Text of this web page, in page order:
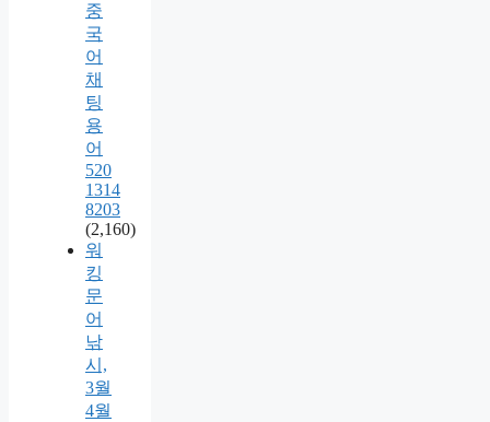
중
국
어
채
팅
용
어
520
1314
8203
(2,160)
워
킹
문
어
낚
시,
3월
4월